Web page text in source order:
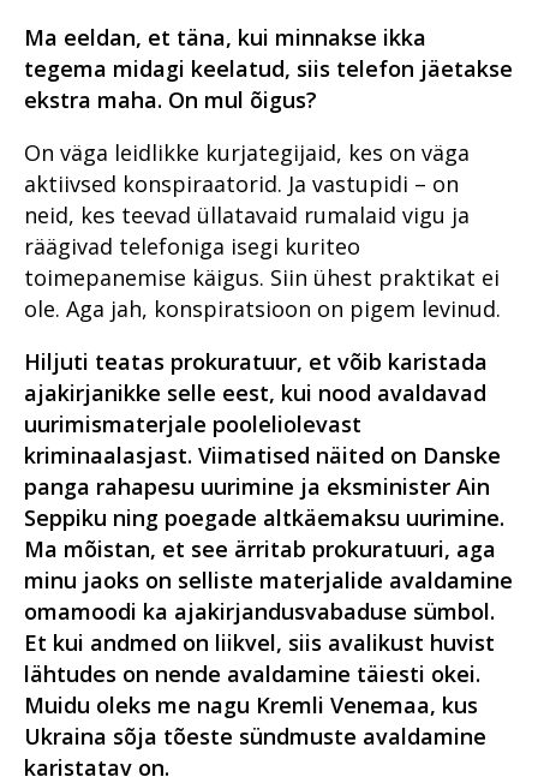
Ma eeldan, et täna, kui minnakse ikka
tegema midagi keelatud, siis telefon jäetakse
ekstra maha. On mul õigus?
On väga leidlikke kurjategijaid, kes on väga
aktiivsed konspiraatorid. Ja vastupidi – on
neid, kes teevad üllatavaid rumalaid vigu ja
räägivad telefoniga isegi kuriteo
toimepanemise käigus. Siin ühest praktikat ei
ole. Aga jah, konspiratsioon on pigem levinud.
Hiljuti teatas prokuratuur, et võib karistada
ajakirjanikke selle eest, kui nood avaldavad
uurimismaterjale pooleliolevast
kriminaalasjast. Viimatised näited on Danske
panga rahapesu uurimine ja eksminister Ain
Seppiku ning poegade altkäemaksu uurimine.
Ma mõistan, et see ärritab prokuratuuri, aga
minu jaoks on selliste materjalide avaldamine
omamoodi ka ajakirjandusvabaduse sümbol.
Et kui andmed on liikvel, siis avalikust huvist
lähtudes on nende avaldamine täiesti okei.
Muidu oleks me nagu Kremli Venemaa, kus
Ukraina sõja tõeste sündmuste avaldamine
karistatav on.